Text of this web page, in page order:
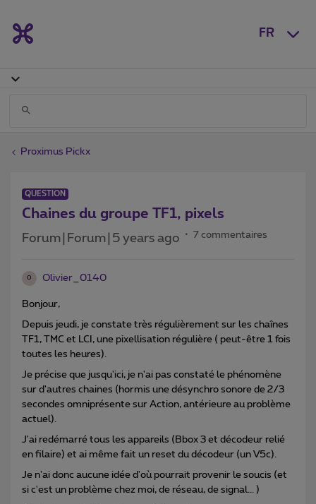
FR
Proximus Pickx
QUESTION
Chaines du groupe TF1, pixels
Forum|Forum|5 years ago 7 commentaires
O Olivier_0140
Bonjour,
Depuis jeudi, je constate très régulièrement sur les chaînes
TF1, TMC et LCI, une pixellisation régulière ( peut-être 1 fois
toutes les heures).
Je précise que jusqu'ici, je n'ai pas constaté le phénomène
sur d'autres chaines (hormis une désynchro sonore de 2/3
secondes omniprésente sur Action, antérieure au problème
actuel).
J'ai redémarré tous les appareils (Bbox 3 et décodeur relié
en filaire) et ai même fait un reset du décodeur (un V5c).
Je n'ai donc aucune idée d'où pourrait provenir le soucis (et
si c'est un problème chez moi, de réseau, de signal... )